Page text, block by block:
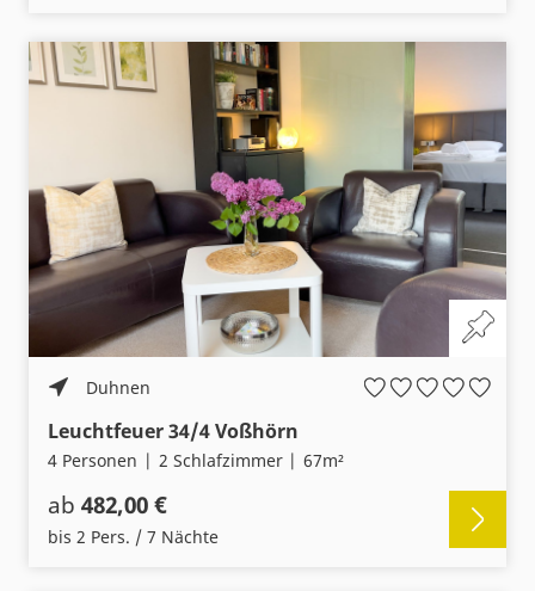
Duhnen
Leuchtfeuer 34/4 Voßhörn
4 Personen 2 Schlafzimmer 67m²
ab 482,00 €
bis 2 Pers. / 7 Nächte